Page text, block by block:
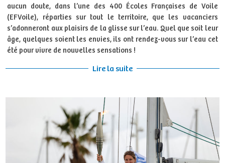
aucun doute, dans l’une des 400 Écoles Françaises de Voile
(EFVoile), réparties sur tout le territoire, que les vacanciers
s’adonneront aux plaisirs de la glisse sur l’eau. Quel que soit leur
âge, quelques soient les envies, ils ont rendez-vous sur l’eau cet
été pour vivre de nouvelles sensations !
Lire la suite